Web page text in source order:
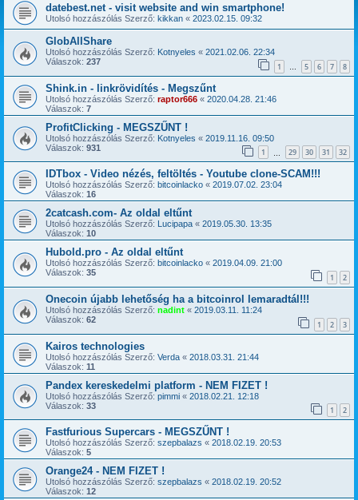
datebest.net - visit website and win smartphone!
Utolsó hozzászólás Szerző: kikkan « 2023.02.15. 09:32
GlobAllShare
Utolsó hozzászólás Szerző: Kotnyeles « 2021.02.06. 22:34
Válaszok: 237 1 … 5 6 7 8
Shink.in - linkrövidítés - Megszűnt
Utolsó hozzászólás Szerző: raptor666 « 2020.04.28. 21:46
Válaszok: 7
ProfitClicking - MEGSZŰNT !
Utolsó hozzászólás Szerző: Kotnyeles « 2019.11.16. 09:50
Válaszok: 931 1 29 30 31 32
IDTbox - Video nézés, feltöltés - Youtube clone-SCAM!!!
Utolsó hozzászólás Szerző: bitcoinlacko « 2019.07.02. 23:04
Válaszok: 16
2catcash.com- Az oldal eltűnt
Utolsó hozzászólás Szerző: Lucipapa « 2019.05.30. 13:35
Válaszok: 10
Hubold.pro - Az oldal eltűnt
Utolsó hozzászólás Szerző: bitcoinlacko « 2019.04.09. 21:00
Válaszok: 35 1 2
Onecoin újabb lehetőség ha a bitcoinrol lemaradtál!!!
Utolsó hozzászólás Szerző: nadint « 2019.03.11. 11:24
Válaszok: 62 1 2 3
Kairos technologies
Utolsó hozzászólás Szerző: Verda « 2018.03.31. 21:44
Válaszok: 11
Pandex kereskedelmi platform - NEM FIZET !
Utolsó hozzászólás Szerző: pimmi « 2018.02.21. 12:18
Válaszok: 33 1 2
Fastfurious Supercars - MEGSZŰNT !
Utolsó hozzászólás Szerző: szepbalazs « 2018.02.19. 20:53
Válaszok: 5
Orange24 - NEM FIZET !
Utolsó hozzászólás Szerző: szepbalazs « 2018.02.19. 20:52
Válaszok: 12